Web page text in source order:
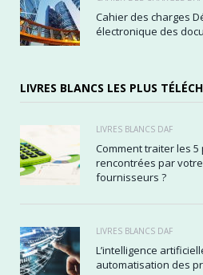
Cahier des charges
électronique des
LIVRES BLANCS LES PLUS
LIVRES BLANCS DAF
Comment traiter les
rencontrées par
fournisseurs ?
LIVRES BLANCS DAF
L’intelligence
automatisation des